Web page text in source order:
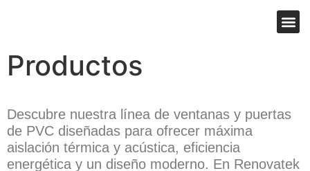
Productos
Descubre nuestra línea de ventanas y puertas
de PVC diseñadas para ofrecer máxima
aislación térmica y acústica, eficiencia
energética y un diseño moderno. En Renovatek